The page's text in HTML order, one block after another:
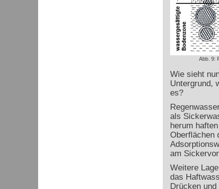
Abb. 9:
Wie sieht
Untergrund,
es?
als
herum
Oberflächen
am
Weitere
das
Drücken